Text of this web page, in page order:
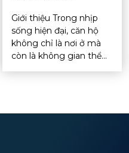
Giới thiệu Trong nhịp
sống hiện đại, căn hộ
không chỉ là nơi ở mà
còn là không gian thể...